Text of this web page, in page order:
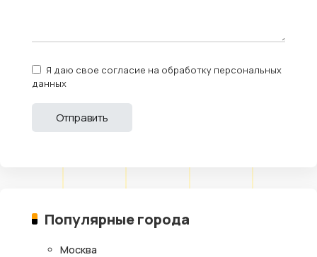
Я даю свое согласие на обработку персональных
данных
Популярные города
Москва